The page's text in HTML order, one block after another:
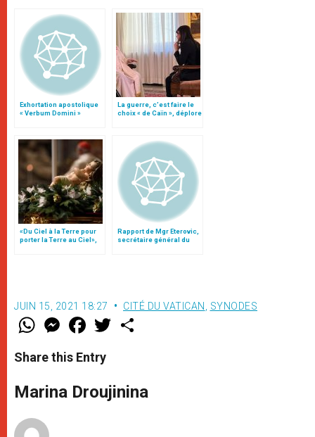
Exhortation apostolique
« Verbum Domini »
La guerre, c’est faire le
choix « de Caïn », déplore
«Du Ciel à la Terre pour
porter la Terre au Ciel»,
Rapport de Mgr Eterovic,
secrétaire général du
JUIN 15, 2021 18:27 CITÉ DU VATICAN SYNODES
W
t
s
p
p
M
e
s
e
g
e
F
a
e
b
o
k
w
r
Share this Entry
Marina Droujinina